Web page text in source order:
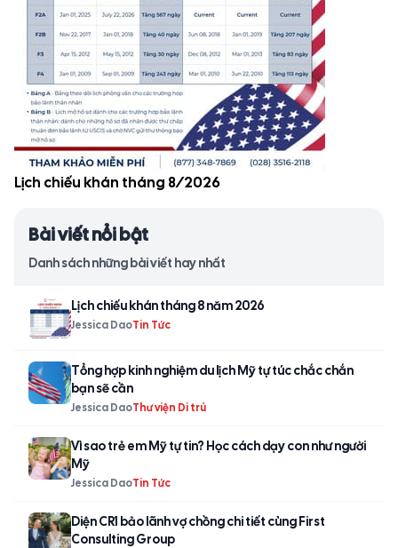
Lịch chiếu khán tháng 8/2026
Bài viết nổi bật
Danh sách những bài viết hay nhất
Lịch chiếu khán tháng 8 năm 2026
Jessica DaoTin Tức
Tổng hợp kinh nghiệm du lịch Mỹ tự túc chắc chắn
bạn sẽ cần
Jessica DaoThư viện Di trú
Vì sao trẻ em Mỹ tự tin? Học cách dạy con như người
Mỹ
Jessica DaoTin Tức
Diện CR1 bảo lãnh vợ chồng chi tiết cùng First
Consulting Group